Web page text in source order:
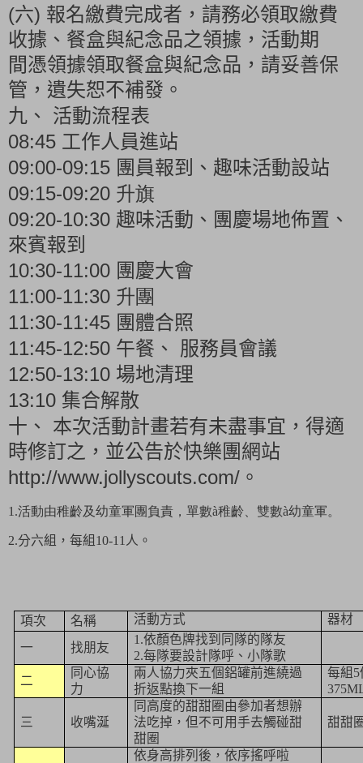
(六) 報名繳費完成者，請務必領取繳費
收據、餐盒與紀念品之領據，活動期
間憑領據領取餐盒與紀念品，請妥善保
管，遺失恕不補發。
九、
活動流程表
08:45 工作人員進站
09:00-09:15 團員報到、趣味活動設站
09:15-09:20 升旗
09:20-10:30 趣味活動、團慶場地佈置、
來賓報到
10:30-11:00 團慶大會
11:00-11:30 升團
11:30-11:45 團體合照
11:45-12:50 午餐、 服務員會議
12:50-13:10 場地清理
13:10 集合解散
十、
本次活動計畫若有未盡事宜，得適
時修訂之，並公告於快樂團網站
http://www.jollyscouts.com/ 。
1.活動由稚齡及幼童軍團負責，單數à稚齡、雙數à幼童軍。
2.分六組，每組 10-11 人。
項次 名稱 活動方式 器材
一 找朋友
1.依顏色牌找到同隊的隊友
2.每隊要設計隊呼、小隊歌
二
同心協
力
兩人協力夾五個鋁罐前進繞過
折返點換下一組
每組 5
375M
三 收嘴涎
同高度的甜甜圈由參加者想辦
法吃掉，但不可用手去觸碰甜
甜圈
甜甜
依身高排列後，依序搖呼啦